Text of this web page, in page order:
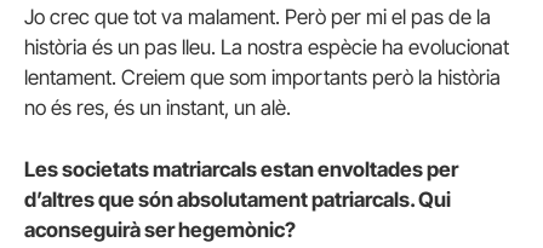
Jo crec que tot va malament. Però per mi el pas de la
història és un pas lleu. La nostra espècie ha evolucionat
lentament. Creiem que som importants però la història
no és res, és un instant, un alè.
Les societats matriarcals estan envoltades per
d’altres que són absolutament patriarcals. Qui
aconseguirà ser hegemònic?